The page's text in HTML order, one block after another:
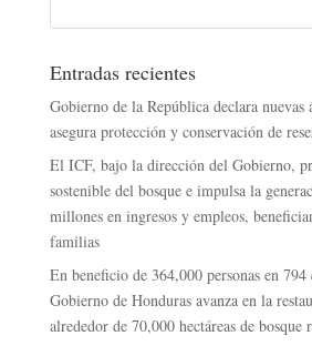
Entradas recientes
Gobierno de la República declara nuevas
asegura protección y conservación de
El ICF, bajo la dirección del Gobierno,
sostenible del bosque e impulsa la
millones en ingresos y empleos,
familias
En beneficio de 364,000 personas en 794
Gobierno de Honduras avanza en la
alrededor de 70,000 hectáreas de bosque